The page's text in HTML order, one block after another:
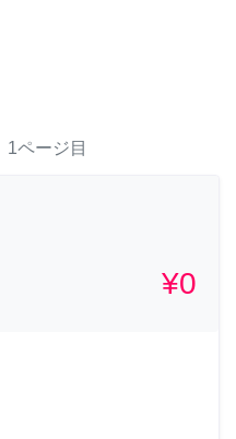
1ページ目
¥0